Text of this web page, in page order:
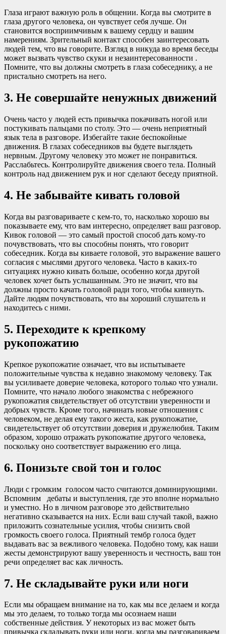
Глаза играют важную роль в общении. Когда вы смотрите в
глаза другого человека, он чувствует себя лучше. Он
становится восприимчивым к вашему сердцу и вашим
намерениям. Зрительный контакт способен заинтересовать
людей тем, что вы говорите. Взгляд в никуда во время беседы
может вызвать чувство скуки и незаинтересованности .
Помните, что вы должны смотреть в глаза собеседнику, а не
пристально смотреть на него.
3. Не совершайте ненужных движений
Очень часто у людей есть привычка покачивать ногой или
постукивать пальцами по столу. Это — очень неприятный
язык тела в разговоре. Избегайте такие беспокойные
движения. В глазах собеседников вы будете выглядеть
нервным. Другому человеку это может не понравиться.
Расслабьтесь. Контролируйте движения своего тела. Полный
контроль над движением рук и ног сделают беседу приятной.
4. Не забывайте кивать головой
Когда вы разговариваете с кем-то, то, насколько хорошо вы
показываете ему, что вам интересно, определяет ваш разговор.
Кивок головой — это самый простой способ дать кому-то
почувствовать, что вы способны понять, что говорит
собеседник. Когда вы киваете головой, это выражение вашего
согласия с мыслями другого человека. Часто в каких-то
ситуациях нужно кивать больше, особенно когда другой
человек хочет быть услышанным. Это не значит, что вы
должны просто качать головой ради того, чтобы кивнуть.
Дайте людям почувствовать, что вы хороший слушатель и
находитесь с ними.
5. Переходите к крепкому
рукопожатию
Крепкое рукопожатие означает, что вы испытываете
положительные чувства к недавно знакомому человеку. Так
вы усиливаете доверие человека, которого только что узнали.
Помните, что начало любого знакомства с небрежного
рукопожатия свидетельствует об отсутствии уверенности и
добрых чувств. Кроме того, начинать новые отношения с
человеком, не делая ему такого жеста, как рукопожатие,
свидетельствует об отсутствии доверия и дружелюбия. Таким
образом, хорошо отражать рукопожатие другого человека,
поскольку оно соответствует выражению его лица.
6. Понизьте свой тон и голос
Люди с громким голосом часто считаются доминирующими.
Вспомним дебаты и выступления, где это вполне нормально
и уместно. Но в личном разговоре это действительно
негативно сказывается на них. Если ваш случай такой, важно
приложить сознательные усилия, чтобы снизить свой
громкость своего голоса. Приятный тембр голоса будет
выдавать вас за вежливого человека. Подобно тому, как наши
жесты демонстрируют вашу уверенность и честность, ваш тон
речи определяет вас как личность.
7. Не складывайте руки или ноги
Если мы обращаем внимание на то, как мы все делаем и когда
мы это делаем, то только тогда мы осознаем наши
собственные действия. У некоторых из вас может быть
привычка складывать руки или ноги, когда мы разговариваем